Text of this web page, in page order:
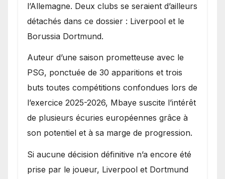
l’Allemagne. Deux clubs se seraient d’ailleurs
détachés dans ce dossier : Liverpool et le
Borussia Dortmund.
Auteur d’une saison prometteuse avec le
PSG, ponctuée de 30 apparitions et trois
buts toutes compétitions confondues lors de
l’exercice 2025-2026, Mbaye suscite l’intérêt
de plusieurs écuries européennes grâce à
son potentiel et à sa marge de progression.
Si aucune décision définitive n’a encore été
prise par le joueur, Liverpool et Dortmund